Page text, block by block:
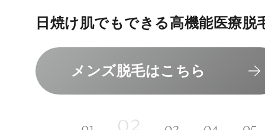
上質な美容医療サービスを提供し
人気メニューはこちら
日焼け肌でもできる高機能医療脱
メンズ脱毛はこちら
組めるスキンケアトライアル
スキンケアトライアルはこ
“男性”特化の美容
コンセプトはこちら
エクソソーム療法はこちら
NAD+点滴はこちら
メンバーシップを、最高のギフト
メンバーシップのご案内